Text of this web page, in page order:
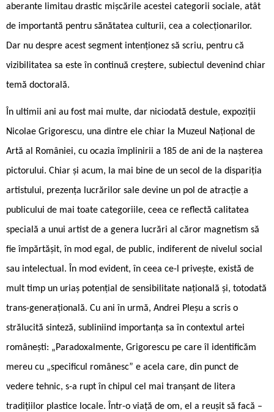
aberante limitau drastic mișcările acestei categorii sociale, atât
de importantă pentru sănătatea culturii, cea a colecționarilor.
Dar nu despre acest segment intenționez să scriu, pentru că
vizibilitatea sa este în continuă creștere, subiectul devenind chiar
temă doctorală.
În ultimii ani au fost mai multe, dar niciodată destule, expoziții
Nicolae Grigorescu, una dintre ele chiar la Muzeul Național de
Artă al României, cu ocazia împlinirii a 185 de ani de la nașterea
pictorului. Chiar și acum, la mai bine de un secol de la dispariția
artistului, prezența lucrărilor sale devine un pol de atracție a
publicului de mai toate categoriile, ceea ce reflectă calitatea
specială a unui artist de a genera lucrări al căror magnetism să
fie împărtășit, în mod egal, de public, indiferent de nivelul social
sau intelectual. În mod evident, în ceea ce-l privește, există de
mult timp un uriaș potențial de sensibilitate națională și, totodată
trans-generațională. Cu ani în urmă, Andrei Pleșu a scris o
strălucită sinteză, subliniind importanța sa în contextul artei
românești: „Paradoxalmente, Grigorescu pe care îl identificăm
mereu cu „specificul românesc” e acela care, din punct de
vedere tehnic, s-a rupt în chipul cel mai tranșant de litera
tradițiilor plastice locale. Într-o viață de om, el a reușit să facă –